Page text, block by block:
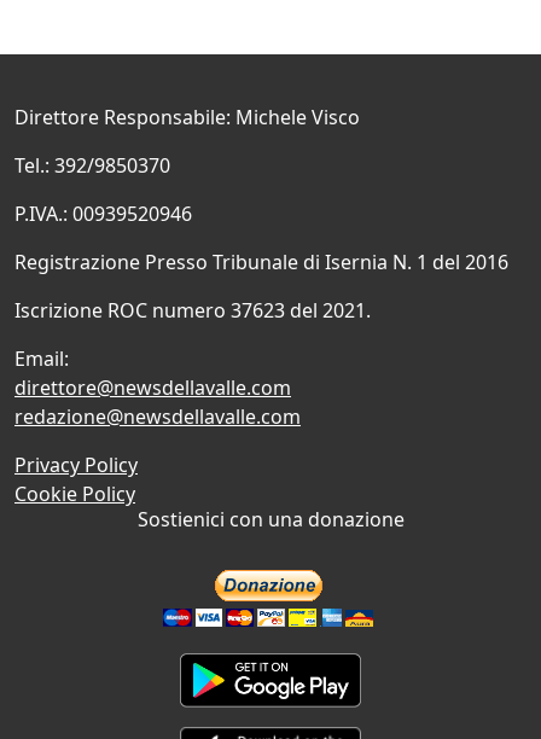
Direttore Responsabile: Michele Visco
Tel.: 392/9850370
P.IVA.: 00939520946
Registrazione Presso Tribunale di Isernia N. 1 del 2016
Iscrizione ROC numero 37623 del 2021.
Email:
direttore@newsdellavalle.com
redazione@newsdellavalle.com
Privacy Policy
Cookie Policy
Sostienici con una donazione